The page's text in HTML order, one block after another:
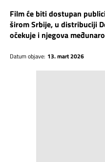
Film će biti dostupan
širom Srbije, u distribuciji
očekuje i njegova
Datum objave: 13. mart 2026